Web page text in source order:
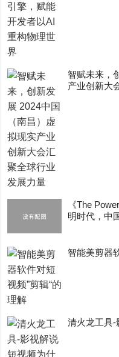
智赋未来，
产业创新大
《The
明时代，中
智能美剪器
清火龙工具-